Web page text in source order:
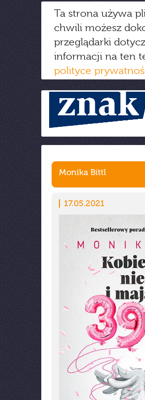
Ta strona używa
chwili możesz
przeglądarki
informacji na ten
polityce
Monika Bittl
17.05.2021